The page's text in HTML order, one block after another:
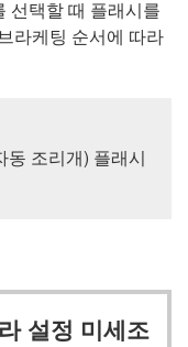
선택할 때 플래시를
라케팅 순서에 따라
동 조리개) 플래시
설정 미세조